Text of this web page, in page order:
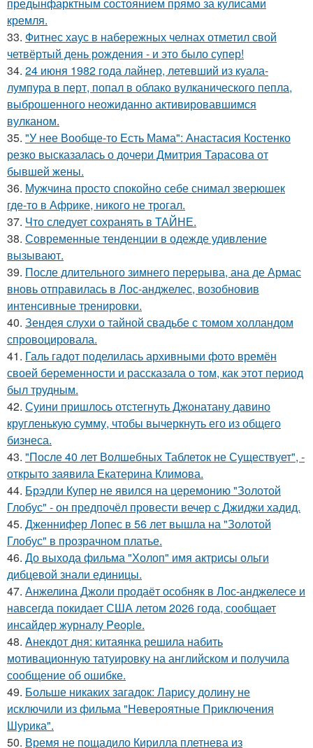
кремля.
33. Фитнес хаус в набережных челнах отметил свой
четвёртый день рождения - и это было супер!
34. 24 июня 1982 года лайнер, летевший из куала-
лумпура в перт, попал в облако вулканического пепла,
выброшенного неожиданно активировавшимся
вулканом.
35. "У нее Вообще-то Есть Мама": Анастасия Костенко
резко высказалась о дочери Дмитрия Тарасова от
бывшей жены.
36. Мужчина просто спокойно себе снимал зверюшек
где-то в Африке, никого не трогал.
37. Что следует сохранять в ТАЙНЕ.
38. Современные тенденции в одежде удивление
вызывают.
39. После длительного зимнего перерыва, ана де Армас
вновь отправилась в Лос-анджелес, возобновив
интенсивные тренировки.
40. Зендея слухи о тайной свадьбе с томом холландом
спровоцировала.
41. Галь гадот поделилась архивными фото времён
своей беременности и рассказала о том, как этот период
был трудным.
42. Суини пришлось отстегнуть Джонатану давино
кругленькую сумму, чтобы вычеркнуть его из общего
бизнеса.
43. "После 40 лет Волшебных Таблеток не Существует", -
открыто заявила Екатерина Климова.
44. Брэдли Купер не явился на церемонию "Золотой
Глобус" - он предпочёл провести вечер с Джиджи хадид.
45. Дженнифер Лопес в 56 лет вышла на "Золотой
Глобус" в прозрачном платье.
46. До выхода фильма "Холоп" имя актрисы ольги
дибцевой знали единицы.
47. Анжелина Джоли продаёт особняк в Лос-анджелесе и
навсегда покидает США летом 2026 года, сообщает
инсайдер журналу People.
48. Aнекдот дня: китаянка решила набить
мотивационную татуировку на английском и получила
сообщение об ошибке.
49. Больше никаких загадок: Ларису долину не
исключили из фильма "Невероятные Приключения
Шурика".
50. Время не пощадило Кирилла плетнева из